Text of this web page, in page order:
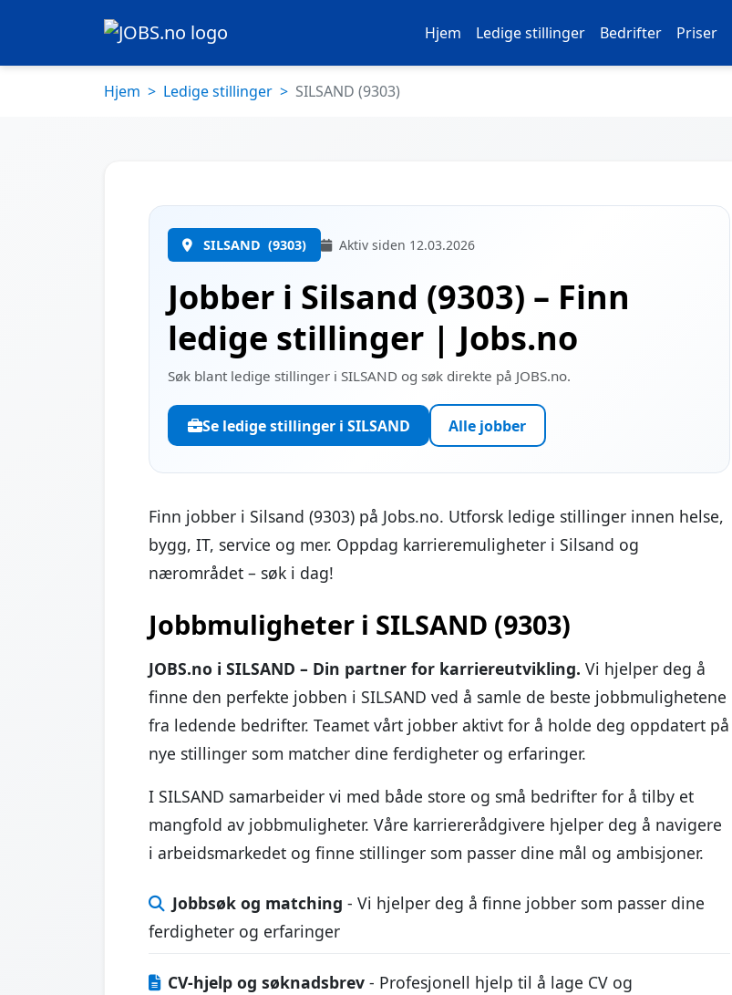
Hjem Ledige stillinger Bedrifter Priser
Hjem Ledige stillinger SILSAND (9303)
SILSAND (9303) Aktiv siden 12.03.2026
Jobber i Silsand (9303) – Finn
ledige stillinger | Jobs.no
Søk blant ledige stillinger i SILSAND og søk direkte på JOBS.no.
Se ledige stillinger i SILSAND Alle jobber
Finn jobber i Silsand (9303) på Jobs.no. Utforsk ledige stillinger innen helse,
bygg, IT, service og mer. Oppdag karrieremuligheter i Silsand og
nærområdet – søk i dag!
Jobbmuligheter i SILSAND (9303)
JOBS.no i SILSAND – Din partner for karriereutvikling. Vi hjelper deg å
finne den perfekte jobben i SILSAND ved å samle de beste jobbmulighetene
fra ledende bedrifter. Teamet vårt jobber aktivt for å holde deg oppdatert på
nye stillinger som matcher dine ferdigheter og erfaringer.
I SILSAND samarbeider vi med både store og små bedrifter for å tilby et
mangfold av jobbmuligheter. Våre karriererådgivere hjelper deg å navigere
i arbeidsmarkedet og finne stillinger som passer dine mål og ambisjoner.
Jobbsøk og matching - Vi hjelper deg å finne jobber som passer dine
ferdigheter og erfaringer
CV-hjelp og søknadsbrev - Profesjonell hjelp til å lage CV og